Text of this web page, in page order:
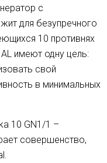
с
для безупречного
10 противнях
имеют одну цель:
свой
в минимальных
10 GN1/1 –
совершенство,